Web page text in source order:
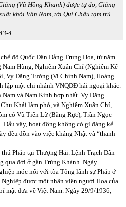
(Vũ Hồng Khanh) được tự do, Giảng
khỏi Vân Nam, tới Quí Châu tạm trú.
4
độ Quốc Dân Đảng Trung Hoa, từ năm
Nam Hùng, Nghiêm Xuân Chí (Nghiêm Kế
Vy Đăng Tường (Vi Chính Nam), Hoàng
lập một chi nhánh VNQDĐ hải ngoại khác.
và Nam Kinh hợp nhất. Vy Đăng
Khải làm phó, và Nghiêm Xuân Chí,
có Vũ Tiến Lữ (Bằng Rực), Trần Ngọc
Dẫu vậy, hoạt động không có gì đáng kể.
đều dồn vào việc kháng Nhật và “thanh
Pháp tại Thượng Hải. Lệnh Trạch Dân
qua đời ở gần Trùng Khánh. Ngày
móc nối với tòa Tổng lãnh sự Pháp ở
được một nhân viên người Hoa của
mật đưa về Việt Nam. Ngày 29/9/1936,